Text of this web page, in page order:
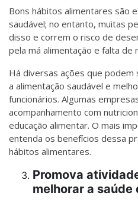
Bons hábitos alimentares são
saudável; no entanto, muitas
disso e correm o risco de
pela má alimentação e falta de
Há diversas ações que
a alimentação saudável e
funcionários. Algumas
acompanhamento com
educação alimentar. O mais
entenda os benefícios dessa
hábitos alimentares.
Promova
melhorar a